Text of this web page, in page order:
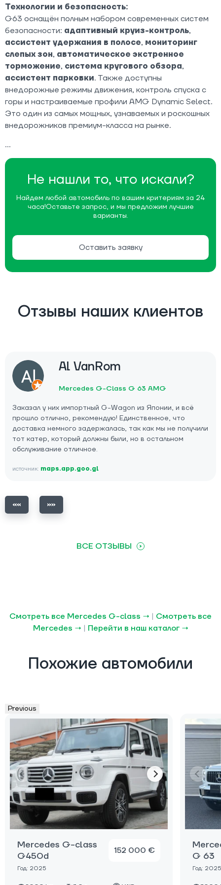
Не нашли то, что искали?
Найдем любой автомобиль по вашим критериям за 24
часа!Оставьте запрос, и мы предложим лучшие
варианты.
Оставить заявку
Технологии и безопасность:
G63 оснащён полным набором современных систем
безопасности: адаптивный круиз-контроль,
ассистент удержания в полосе, мониторинг
слепых зон, автоматическое экстренное
торможение, система кругового обзора,
ассистент парковки. Также доступны
внедорожные режимы движения, контроль спуска с
горы и настраиваемые профили AMG Dynamic Select.
Это один из самых мощных, узнаваемых и роскошных
внедорожников премиум-класса на рынке.
Отзывы наших клиентов
Al VanRom
Mercedes G-Class G 63 AMG
Заказал у них импортный G-Wagon из Японии, и всё
прошло отлично, рекомендую! Единственное, что
доставка немного задержалась, так как мы не получили
тот катер, который должны были, но в остальном
обслуживание отличное.
источник: maps.app.goo.gl
ВСЕ ОТЗЫВЫ
Смотреть все Mercedes G-class → | Смотреть все
Mercedes → | Перейти в наш каталог →
Похожие автомобили
Previous
Mercedes G-class
G450d
Год: 2025
152 000 €
G 63
Год: 2025